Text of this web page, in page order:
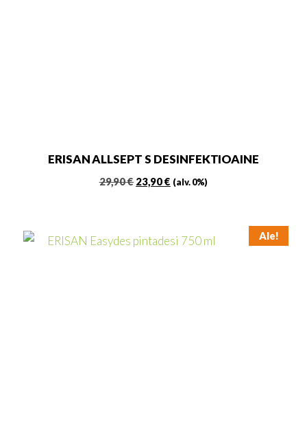
ERISAN ALLSEPT S DESINFEKTIOAINE
29,90€ Alkuperäinen
23,90€Nykyinen
(alv. 0%)
Ale!